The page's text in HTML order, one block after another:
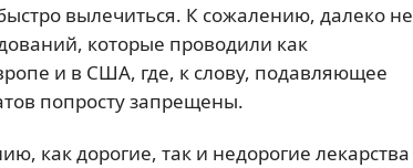
вылечиться. К сожалению, далеко не
которые проводили как
и в США, где, к слову, подавляющее
попросту запрещены.
как дорогие, так и недорогие лекарства